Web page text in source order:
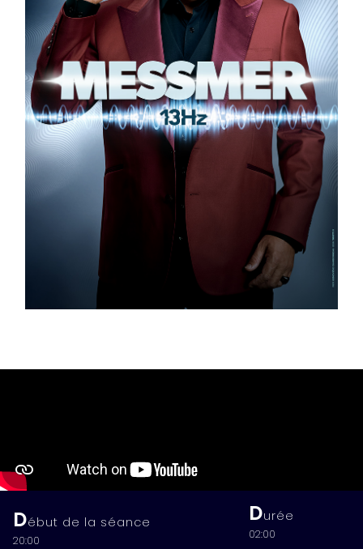
Début de la séance
20:00
Durée
02:00